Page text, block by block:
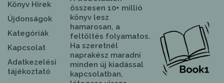
Könyv Hírek
Újdonságok
Kategóriák
Kapcsolat
Adatkezelési
tájékoztató
összesen 10+ millió
könyv lesz
hamarosan, a
feltöltés folyamatos.
Ha szeretnél
naprakész maradni
minden új kiadással
kapcsolatban,